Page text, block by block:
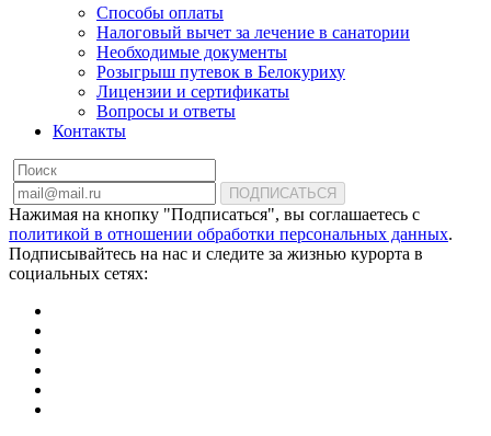
Способы оплаты
Налоговый вычет за лечение в санатории
Необходимые документы
Розыгрыш путевок в Белокуриху
Лицензии и сертификаты
Вопросы и ответы
Контакты
ПОДПИСАТЬСЯ
Нажимая на кнопку "Подписаться", вы соглашаетесь с
политикой в отношении обработки персональных данных.
Подписывайтесь на нас и следите за жизнью курорта в
социальных сетях: